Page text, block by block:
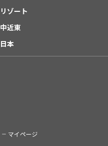
リゾート
中近東
日本
マイページ